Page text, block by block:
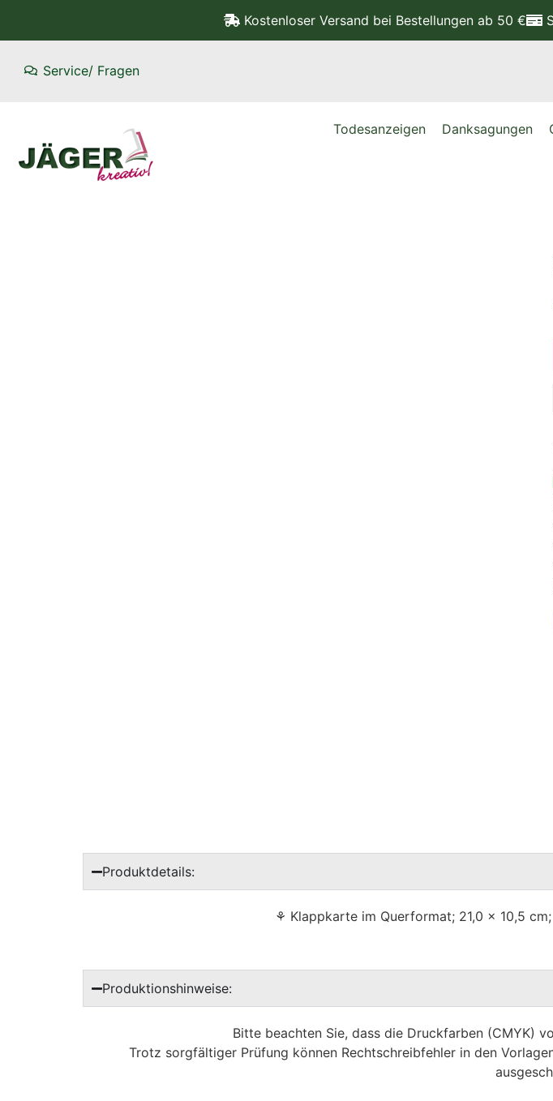
Kostenloser Versand bei Bestellungen ab 50 €
Service/ Fragen
Todesanzeigen Danksagungen
Produktdetails:
⚘ Klappkarte im Querformat; 21,0 x 10,5
Produktionshinweise:
Bitte beachten Sie, dass die Druckfarben (CMYK)
Trotz sorgfältiger Prüfung können Rechtschreibfehler in den